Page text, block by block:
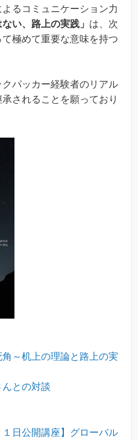
るコミュニケーション力
い、路上の実践」 は、次
極めて重要な意味を持つ
パッカー経験者のリアル
されることを願っており
～机上の理論と路上の実
との対談
１日公開講座】グローバル